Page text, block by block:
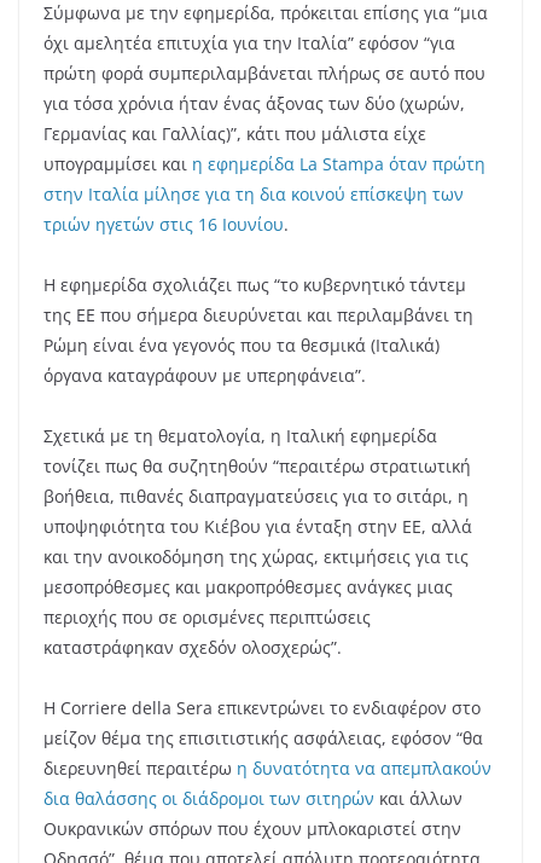
Σύμφωνα με την εφημερίδα, πρόκειται επίσης για “μια
όχι αμελητέα επιτυχία για την Ιταλία” εφόσον “για
πρώτη φορά συμπεριλαμβάνεται πλήρως σε αυτό που
για τόσα χρόνια ήταν ένας άξονας των δύο (χωρών,
Γερμανίας και Γαλλίας)”, κάτι που μάλιστα είχε
υπογραμμίσει και η εφημερίδα La Stampa όταν πρώτη
στην Ιταλία μίλησε για τη δια κοινού επίσκεψη των
τριών ηγετών στις 16 Ιουνίου.
Η εφημερίδα σχολιάζει πως “το κυβερνητικό τάντεμ
της ΕΕ που σήμερα διευρύνεται και περιλαμβάνει τη
Ρώμη είναι ένα γεγονός που τα θεσμικά (Ιταλικά)
όργανα καταγράφουν με υπερηφάνεια”.
Σχετικά με τη θεματολογία, η Ιταλική εφημερίδα
τονίζει πως θα συζητηθούν “περαιτέρω στρατιωτική
βοήθεια, πιθανές διαπραγματεύσεις για το σιτάρι, η
υποψηφιότητα του Κιέβου για ένταξη στην ΕΕ, αλλά
και την ανοικοδόμηση της χώρας, εκτιμήσεις για τις
μεσοπρόθεσμες και μακροπρόθεσμες ανάγκες μιας
περιοχής που σε ορισμένες περιπτώσεις
καταστράφηκαν σχεδόν ολοσχερώς”.
Η Corriere della Sera επικεντρώνει το ενδιαφέρον στο
μείζον θέμα της επισιτιστικής ασφάλειας, εφόσον “θα
διερευνηθεί περαιτέρω η δυνατότητα να απεμπλακούν
δια θαλάσσης οι διάδρομοι των σιτηρών και άλλων
Ουκρανικών σπόρων που έχουν μπλοκαριστεί στην